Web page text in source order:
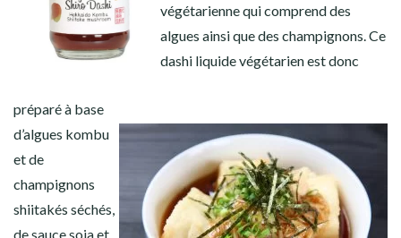
végétarienne qui comprend des
algues ainsi que des champignons. Ce
dashi liquide végétarien est donc
préparé à base
d’algues kombu
et de
champignons
shiitakés séchés,
de sauce soja et